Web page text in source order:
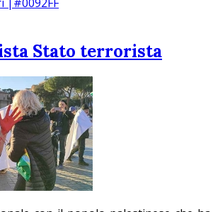
Stato terrorista